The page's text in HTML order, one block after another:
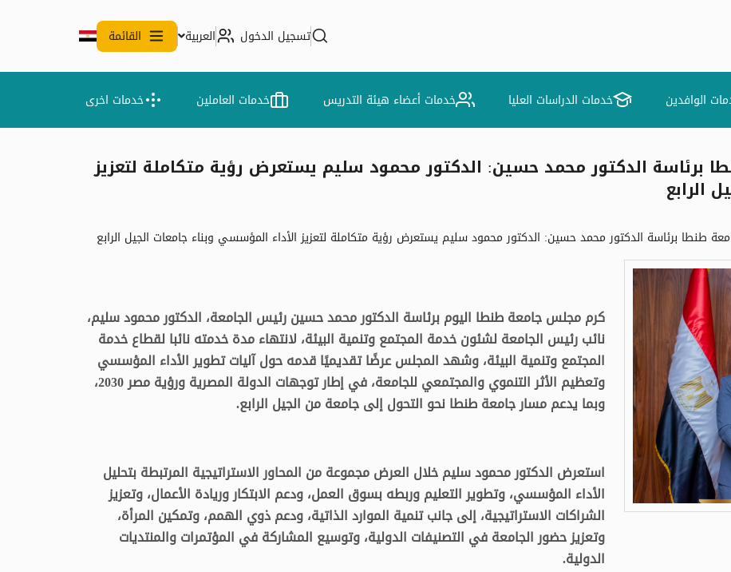
تسجيل الدخول العربية القائمة
الوافدين خدمات الدراسات العليا خدمات أعضاء هيئة التدريس خدمات العاملين خدمات اخرى
برئاسة الدكتور محمد حسين: الدكتور محمود سليم يستعرض رؤية متكاملة لتعزيز
الرابع
طنطا برئاسة الدكتور محمد حسين: الدكتور محمود سليم يستعرض رؤية متكاملة لتعزيز الأداء المؤسسي وبناء جامعات الجيل الرابع
كرم مجلس جامعة طنطا اليوم برئاسة الدكتور محمد حسين رئيس الجامعة، الدكتور محمود سليم،
نائب رئيس الجامعة لشئون خدمة المجتمع وتنمية البيئة، لانتهاء مدة خدمته نائبا لقطاع خدمة
المجتمع وتنمية البيئة، وشهد المجلس عرضًا تقديميًا قدمه حول آليات تطوير الأداء المؤسسي
وتعظيم الأثر التنموي والمجتمعي للجامعة، في إطار توجهات الدولة المصرية ورؤية مصر 2030،
وبما يدعم مسار جامعة طنطا نحو التحول إلى جامعة من الجيل الرابع.
استعرض الدكتور محمود سليم خلال العرض مجموعة من المحاور الاستراتيجية المرتبطة بتحليل
الأداء المؤسسي، وتطوير التعليم وربطه بسوق العمل، ودعم الابتكار وريادة الأعمال، وتعزيز
الشراكات الاستراتيجية، إلى جانب تنمية الموارد الذاتية، ودعم ذوي الهمم، وتمكين المرأة،
وتعزيز حضور الجامعة في التصنيفات الدولية، وتوسيع المشاركة في المؤتمرات والمنتديات
الدولية.